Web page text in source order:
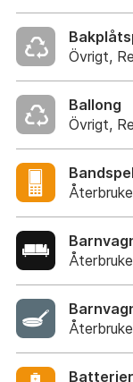
Övrigt,
Ballong
Övrigt,
Batterier